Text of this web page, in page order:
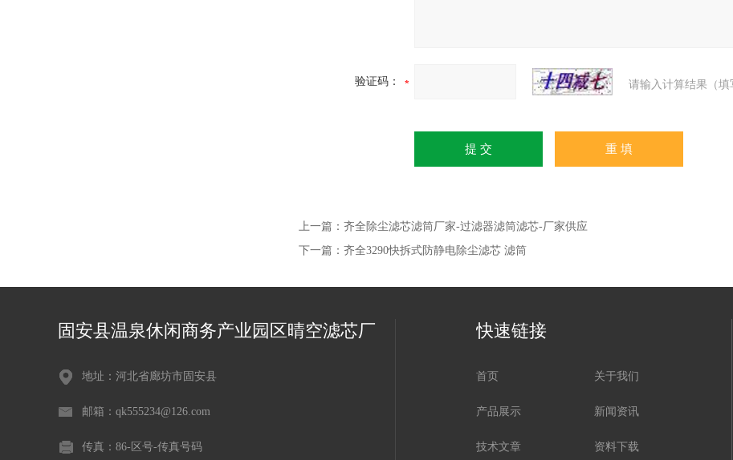
验证码： 请输入计算结果（
上一篇： 齐全除尘滤芯滤筒厂家-过滤器滤筒滤芯-厂家供应
下一篇： 齐全3290快拆式防静电除尘滤芯 滤筒
固安县温泉休闲商务产业园区晴空滤芯厂
地址：河北省廊坊市固安县
邮箱：qk555234@126.com
传真：86-区号-传真号码
快速链接
首页 关于我们
产品展示 新闻资讯
技术文章 资料下载